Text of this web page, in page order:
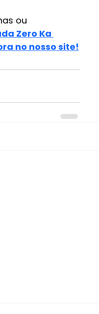
ou
Zero Ka
no nosso site!